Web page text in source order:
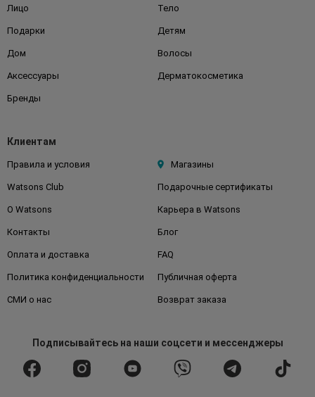
Лицо Тело
Подарки Детям
Дом Волосы
Аксессуары Дерматокосметика
Бренды
Клиентам
Правила и условия Магазины
Watsons Club Подарочные сертификаты
О Watsons Карьера в Watsons
Контакты Блог
Оплата и доставка FAQ
Политика конфиденциальности Публичная оферта
СМИ о нас Возврат заказа
Подписывайтесьна наши соцсети и мессенджеры